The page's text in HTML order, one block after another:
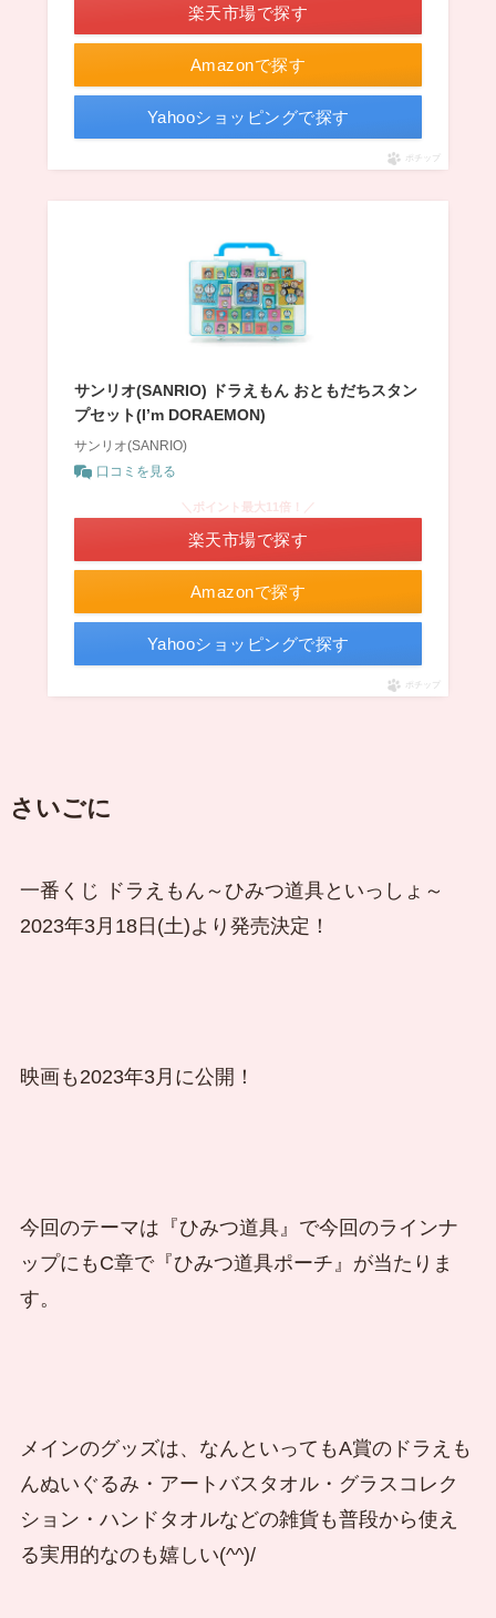
Amazonで探す
楽天市場で探す
Yahooショッピングで探す
ポチップ
サンリオ(SANRIO) ドラえもん おともだちスタン
プセット(I’m DORAEMON)
サンリオ(SANRIO)
口コミを見る
Amazonで探す
＼ポイント最大11倍！／
楽天市場で探す
Yahooショッピングで探す
ポチップ
さいごに
一番くじ ドラえもん～ひみつ道具といっしょ～
2023年3月18日(土)より発売決定！
映画も2023年3月に公開！
今回のテーマは『ひみつ道具』で今回のラインナ
ップにもC章で『ひみつ道具ポーチ』が当たりま
す。
メインのグッズは、なんといってもA賞のドラえも
んぬいぐるみ・アートバスタオル・グラスコレク
ション・ハンドタオルなどの雑貨も普段から使え
る実用的なのも嬉しい(^^)/